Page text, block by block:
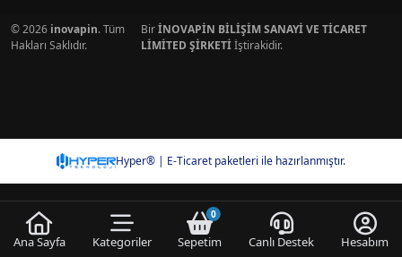
Ana Sayfa Kategoriler
0
Sepetim Canlı Destek Hesabım
© 2026 inovapin. Tüm
Hakları Saklıdır.
BirİNOVAPİN BİLİŞİM SANAYİ VE TİCARET
LİMİTED ŞİRKETİİştirakidir.
Hyper® | E-Ticaret paketleri ile hazırlanmıştır.